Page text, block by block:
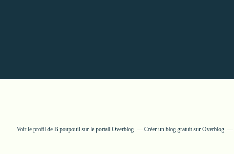
Voir le profil de B.poupouil sur le portail Overblog Créer un blog gratuit sur Overblog